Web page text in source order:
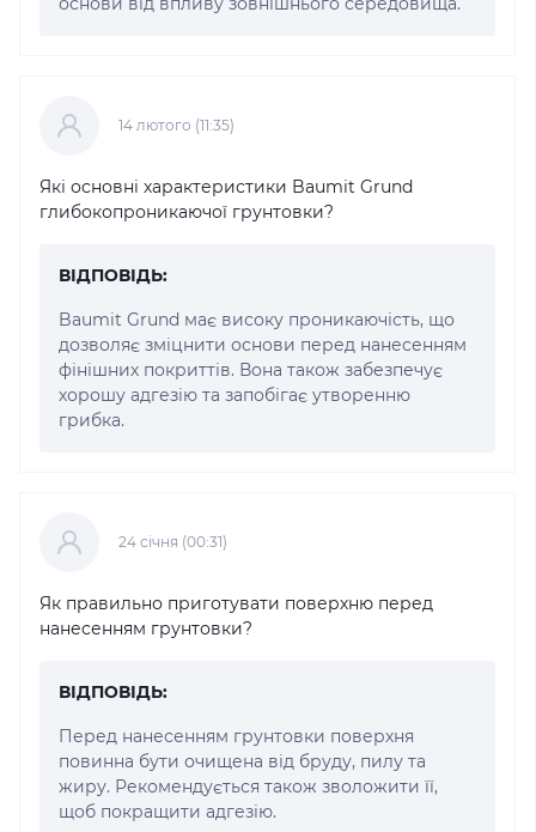
14 лютого (11:35)
Які основні характеристики Baumit Grund
глибокопроникаючої грунтовки?
ВІДПОВІДЬ:
Baumit Grund має високу проникаючість, що
дозволяє зміцнити основи перед нанесенням
фінішних покриттів. Вона також забезпечує
хорошу адгезію та запобігає утворенню
грибка.
24 cічня (00:31)
Як правильно приготувати поверхню перед
нанесенням грунтовки?
ВІДПОВІДЬ:
Перед нанесенням грунтовки поверхня
повинна бути очищена від бруду, пилу та
жиру. Рекомендується також зволожити її,
щоб покращити адгезію.